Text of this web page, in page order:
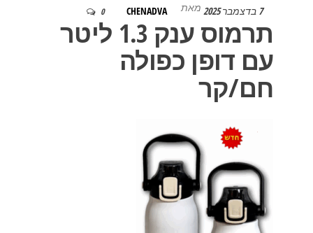
7 בדצמבר 2025 מאת CHENADVA
0
תרמוס ענק 1.3 ליטר
עם דופן כפולה
חם/קר